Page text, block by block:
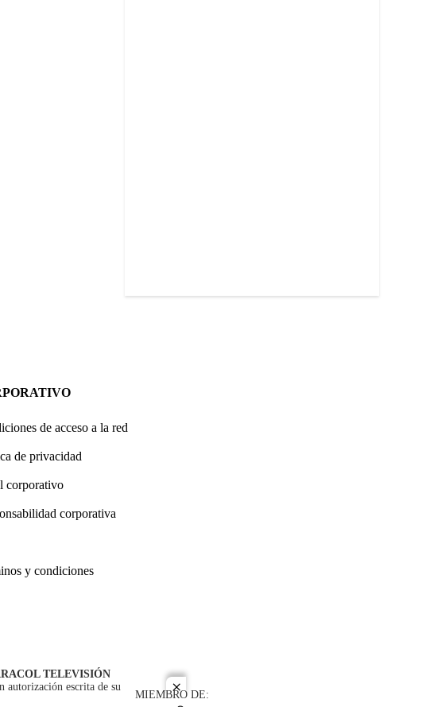
close
de acceso a la red
de privacidad
corporativo
corporativa
y condiciones
TELEVISIÓN
autorización escrita de su
MIEMBRO DE: